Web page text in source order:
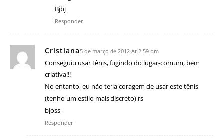
Bjbj
Responder
Cristiana5 de março de 2012 At 2:59 pm
Conseguiu usar tênis, fugindo do lugar-comum, bem
criativa!!!
No entanto, eu não teria coragem de usar este tênis
(tenho um estilo mais discreto) rs
bjoss
Responder